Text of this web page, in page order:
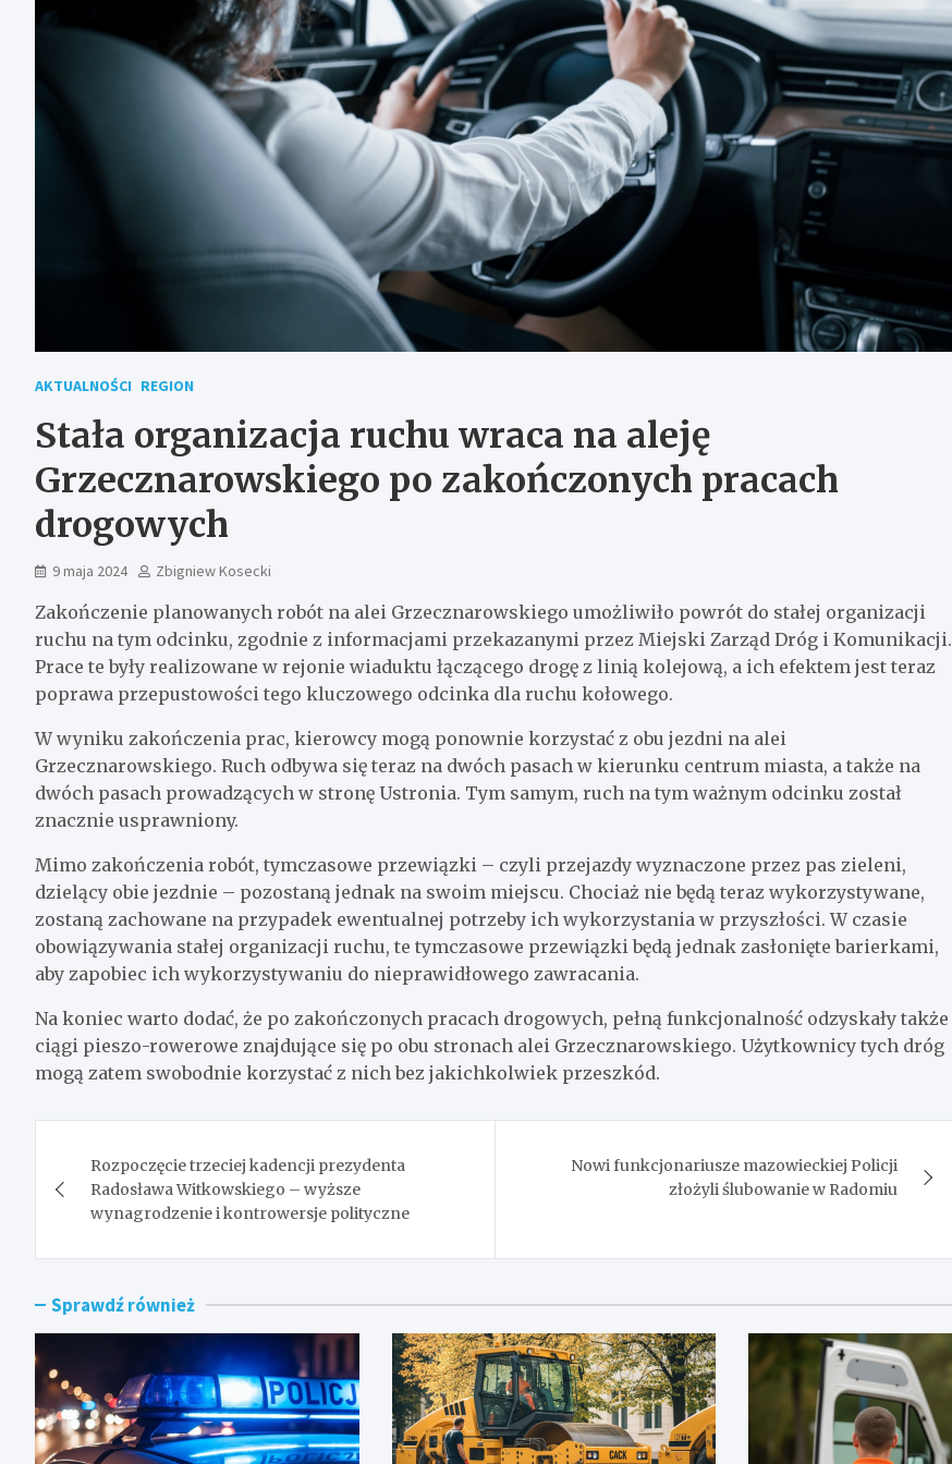
AKTUALNOŚCI REGION
Stała organizacja ruchu wraca na aleję
Grzecznarowskiego po zakończonych pracach
drogowych
9 maja 2024 Zbigniew Kosecki
Zakończenie planowanych robót na alei Grzecznarowskiego umożliwiło powrót do stałej organizacji
ruchu na tym odcinku, zgodnie z informacjami przekazanymi przez Miejski Zarząd Dróg i Komunikacji.
Prace te były realizowane w rejonie wiaduktu łączącego drogę z linią kolejową, a ich efektem jest teraz
poprawa przepustowości tego kluczowego odcinka dla ruchu kołowego.
W wyniku zakończenia prac, kierowcy mogą ponownie korzystać z obu jezdni na alei
Grzecznarowskiego. Ruch odbywa się teraz na dwóch pasach w kierunku centrum miasta, a także na
dwóch pasach prowadzących w stronę Ustronia. Tym samym, ruch na tym ważnym odcinku został
znacznie usprawniony.
Mimo zakończenia robót, tymczasowe przewiązki – czyli przejazdy wyznaczone przez pas zieleni,
dzielący obie jezdnie – pozostaną jednak na swoim miejscu. Chociaż nie będą teraz wykorzystywane,
zostaną zachowane na przypadek ewentualnej potrzeby ich wykorzystania w przyszłości. W czasie
obowiązywania stałej organizacji ruchu, te tymczasowe przewiązki będą jednak zasłonięte barierkami,
aby zapobiec ich wykorzystywaniu do nieprawidłowego zawracania.
Na koniec warto dodać, że po zakończonych pracach drogowych, pełną funkcjonalność odzyskały także
ciągi pieszo-rowerowe znajdujące się po obu stronach alei Grzecznarowskiego. Użytkownicy tych dróg
mogą zatem swobodnie korzystać z nich bez jakichkolwiek przeszkód.
wpisu
Rozpoczęcie trzeciej kadencji prezydenta
Radosława Witkowskiego – wyższe
wynagrodzenie i kontrowersje polityczne
Nowi funkcjonariusze mazowieckiej Policji
złożyli ślubowanie w Radomiu
Sprawdź również